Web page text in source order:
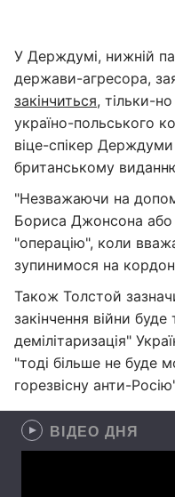
У Держдумі, нижній
держави-агресора,
закінчиться, тільки-
україно-польського
віце-спікер
британському
"Незважаючи на
Бориса Джонсона або
"операцію", коли
зупинимося на
Також Толстой
закінчення війни буде
демілітаризація"
"тоді більше не буде
горезвісну анти-
ВІДЕО ДНЯ